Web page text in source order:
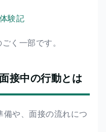
験記
く一部です。
接中の行動とは
備や、面接の流れにつ